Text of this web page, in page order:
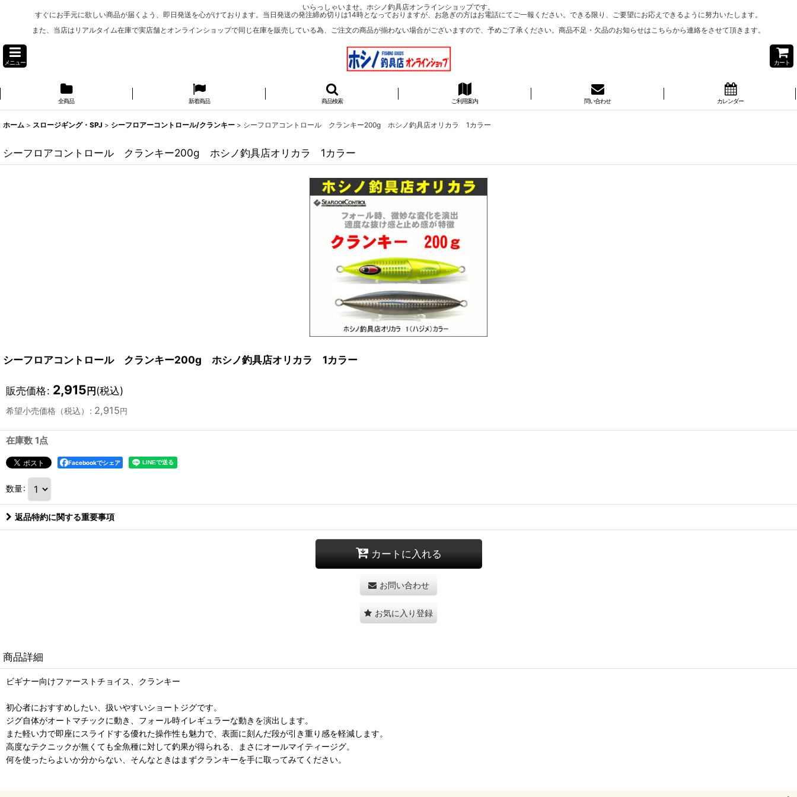
いらっしゃいませ。ホシノ釣具店オンラインショップです。
すぐにお手元に欲しい商品が届くよう、即日発送を心がけております。当日発送の発注締め切りは14時となっておりますが、お急ぎの方はお電話にてご一報ください。できる限り、ご要望にお応えできるように努力いたします。
また、当店はリアルタイム在庫で実店舗とオンラインショップで同じ在庫を販売している為、ご注文の商品が揃わない場合がございますので、予めご了承ください。商品不足・欠品のお知らせはこちらから連絡をさせて頂きます。
メニュー カート
全商品 新着商品 商品検索 ご利用案内 問い合わせ カレンダー
ホーム > スロージギング・SPJ > シーフロアーコントロール/クランキー > シーフロアコントロール クランキー200g ホシノ釣具店オリカラ 1カラー
シーフロアコントロール クランキー200g ホシノ釣具店オリカラ 1カラー
シーフロアコントロール クランキー200g ホシノ釣具店オリカラ 1カラー
販売価格: 2,915円(税込)
希望小売価格（税込） : 2,915円
在庫数 1点
Facebookでシェア
数量:
返品特約に関する重要事項
カートに入れる
お問い合わせ
お気に入り登録
商品詳細
ビギナー向けファーストチョイス、クランキー
初心者におすすめしたい、扱いやすいショートジグです。
ジグ自体がオートマチックに動き、フォール時イレギュラーな動きを演出します。
また軽い力で即座にスライドする優れた操作性も魅力で、表面に刻んだ段が引き重り感を軽減します。
高度なテクニックが無くても全魚種に対して釣果が得られる、まさにオールマイティージグ。
何を使ったらよいか分からない、そんなときはまずクランキーを手に取ってみてください。